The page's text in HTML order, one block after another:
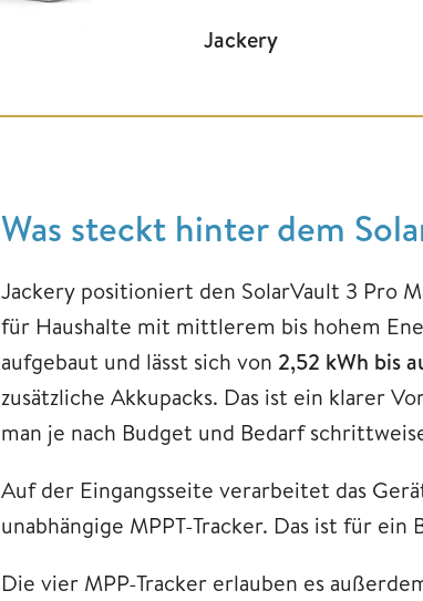
Jackery
Was steckt hinter dem
Jackery positioniert den SolarVault 3 Pro
für Haushalte mit mittlerem bis hohem
aufgebaut und lässt sich von 2,52 kWh bis
zusätzliche Akkupacks. Das ist ein klarer
man je nach Budget und Bedarf
Auf der Eingangsseite verarbeitet das
unabhängige MPPT-Tracker. Das ist für ein
Die vier MPP-Tracker erlauben es